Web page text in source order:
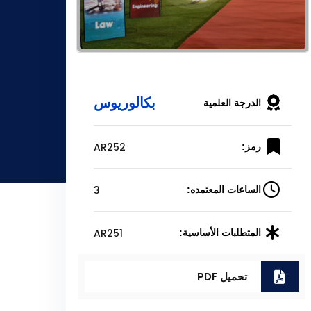
الدرجة العلمية بكالوريوس
رمز: AR252
الساعات المعتمده: 3
المتطلبات الأساسية: AR251
تحميل PDF